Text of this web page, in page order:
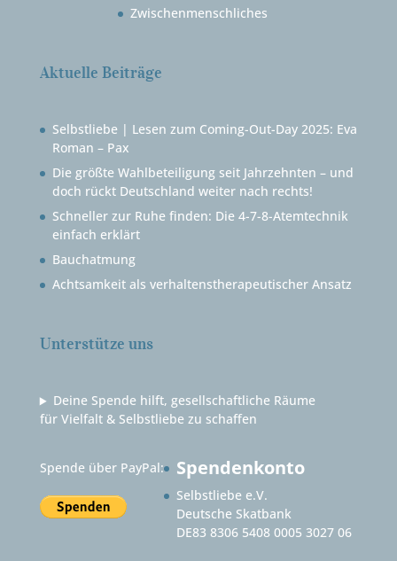
Zwischenmenschliches
Aktuelle Beiträge
Selbstliebe | Lesen zum Coming-Out-Day 2025: Eva
Roman – Pax
Die größte Wahlbeteiligung seit Jahrzehnten – und
doch rückt Deutschland weiter nach rechts!
Schneller zur Ruhe finden: Die 4-7-8-Atemtechnik
einfach erklärt
Bauchatmung
Achtsamkeit als verhaltenstherapeutischer Ansatz
Unterstütze uns
Deine Spende hilft, gesellschaftliche Räume
für Vielfalt & Selbstliebe zu schaffen
Spende über PayPal: Spendenkonto
Selbstliebe e.V.
Deutsche Skatbank
DE83 8306 5408 0005 3027 06